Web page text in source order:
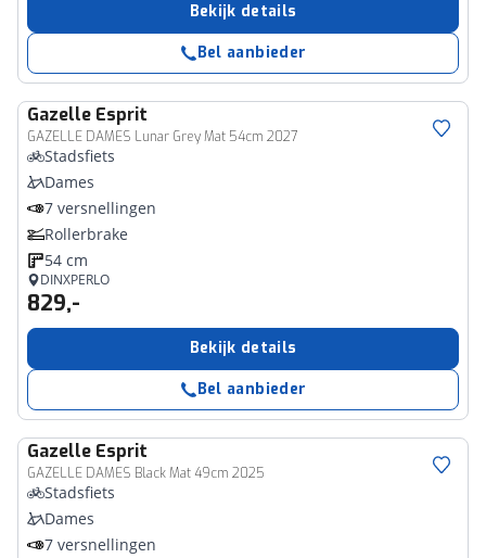
Bekijk details
Bel aanbieder
Gazelle Esprit
GAZELLE DAMES Lunar Grey Mat 54cm 2027
Stadsfiets
Dames
7 versnellingen
Rollerbrake
54 cm
DINXPERLO
829,-
Bekijk details
Bel aanbieder
Gazelle Esprit
GAZELLE DAMES Black Mat 49cm 2025
Stadsfiets
Dames
7 versnellingen